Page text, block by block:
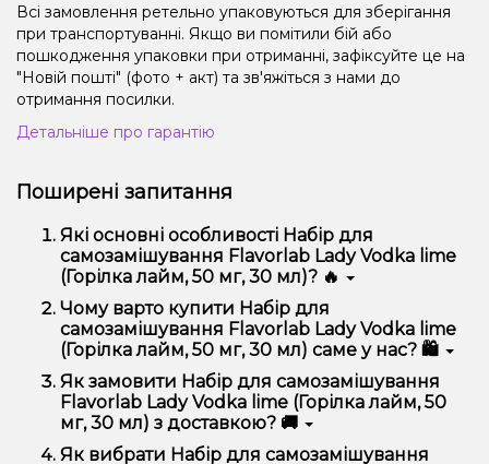
Всі замовлення ретельно упаковуються для зберігання
при транспортуванні. Якщо ви помітили бій або
пошкодження упаковки при отриманні, зафіксуйте це на
"Новій пошті" (фото + акт) та зв'яжіться з нами до
отримання посилки.
Детальніше про гарантію
Поширені запитання
Які основні особливості Набір для
самозамішування Flavorlab Lady Vodka lime
(Горілка лайм, 50 мг, 30 мл)? 🔥
Набір для самозамішування Flavorlab Lady Vodka
lime (Горілка лайм, 50 мг, 30 мл) відрізняється
високою якістю, зручністю використання та
надійністю.
Чому варто купити Набір для
самозамішування Flavorlab Lady Vodka lime
(Горілка лайм, 50 мг, 30 мл) саме у нас? 🛍️
Ми пропонуємо тільки оригінальну продукцію,
широкий асортимент, вигідні ціни та швидку
доставку. Крім того, у нас регулярні акції та знижки
для клієнтів!
Як замовити Набір для самозамішування
Flavorlab Lady Vodka lime (Горілка лайм, 50
мг, 30 мл) з доставкою? 🚚
Оформити замовлення можна в кілька кліків:
Як вибрати Набір для самозамішування